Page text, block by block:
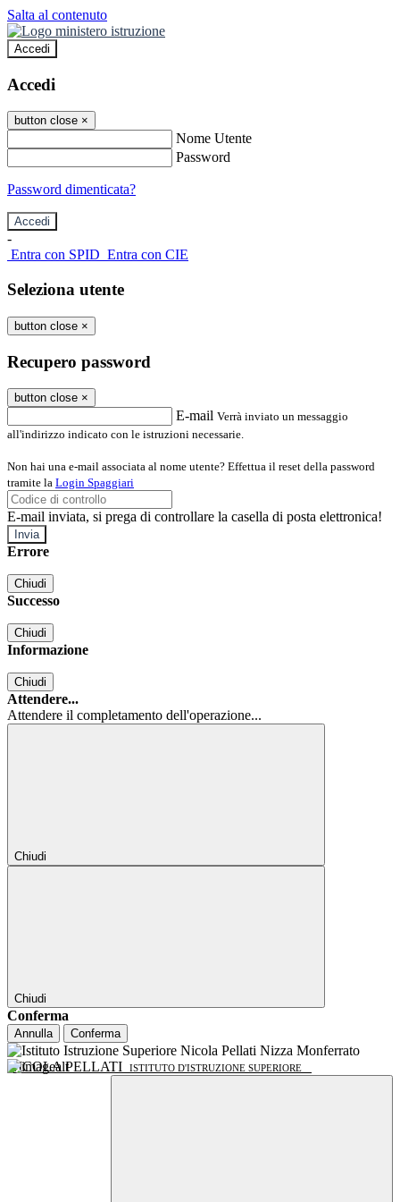
Salta al contenuto
Accedi
Accedi
button close ×
Nome Utente
Password
Password dimenticata?
-
Entra con SPID Entra con CIE
Seleziona utente
button close ×
Recupero password
button close ×
E-mail Verrà inviato un messaggio
all'indirizzo indicato con le istruzioni necessarie.
Non hai una e-mail associata al nome utente? Effettua il reset della password
tramite la Login Spaggiari
E-mail inviata, si prega di controllare la casella di posta elettronica!
Errore
Chiudi
Successo
Chiudi
Informazione
Chiudi
Attendere...
Attendere il completamento dell'operazione...
Chiudi
Chiudi
Conferma
Annulla Conferma
NICOLA PELLATI ISTITUTO D'ISTRUZIONE SUPERIORE